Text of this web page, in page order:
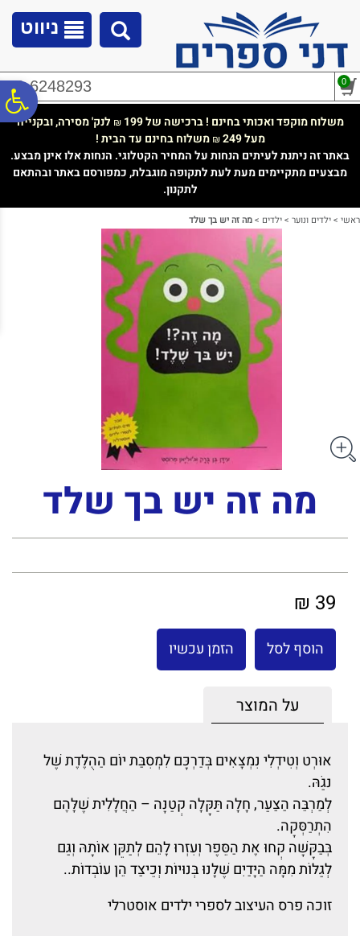
נגישות
ניווט
02-6248293 0
משלוח מוקפד ואכותי בחינם ! ברכישה של 199 ₪ לנק' מסירה, ובקנייה
מעל 249
₪משלוח בחינם עד הבית !
באתר זה ניתנת לעיתים הנחות על המחיר הקטלוגי. הנחות אלו אינן מבצע.
מבצעים מתקיימים מעת לעת לתקופה מוגבלת, כמפורסם באתר ובהתאם
לתקנון.
ראשי >ילדים ונוער >ילדים >מה זה יש בך שלד
מה זה יש בך שלד
39 ₪
הוסף לסל הזמן עכשיו
על המוצר
אוּרְט וְטִידְלִי נִמְצָאִים בְּדַרְכָּם לִמְסִבַּת יוֹם הַהֻלֶּדֶת שֶׁל
נגַֹהּ.
לְמַרְבֵּה הַצַּעַר, חָלָה תַּקָּלָה קְטַנָּה – הַחֲלָלִית שֶׁלָּהֶם
הִתְרַסְּקָה.
בְּבַקָּשָׁה קְחוּ אֶת הַסֵּפֶר וְעִזְרוּ לָהֵם לְתַקֵּן אוֹתָהּ וְגַּם
לְגַלּוֹת מִמָּה הַיָּדַיִם שֶׁלָּנוּ בְּנוּיוֹת וְכֵיצַד הֵן עוֹבְדוֹת..
זוכה פרס העיצוב לספרי ילדים אוסטרלי